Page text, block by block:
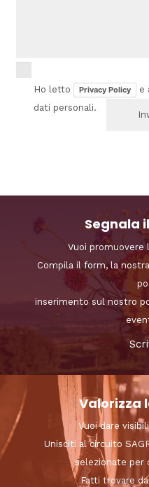
Ho letto Privacy Policy
e
dati personali.
Segnala
Vuoi promuovere
Compila il form, la
inserimento sul nostro
Valorizza
Vuoi dare
Unisciti al circuito
selezionate per
Fatti trovare